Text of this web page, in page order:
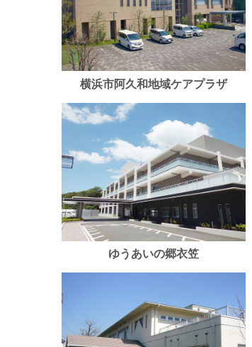
横浜市阿久和地域ケアプラザ
ゆうあいの郷衣笠